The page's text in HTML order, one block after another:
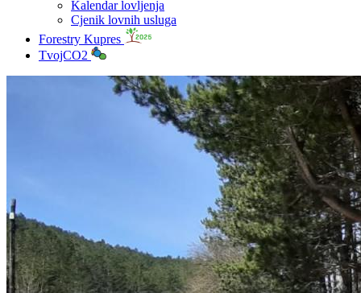
Kalendar lovljenja
Cjenik lovnih usluga
Forestry Kupres
TvojCO2